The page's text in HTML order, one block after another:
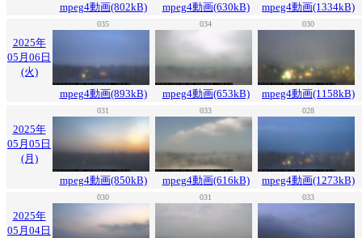
mpeg4動画(802kB)
mpeg4動画(630kB) mpeg4動画(1334kB)
035 034 030
2025年
05月06日
(火)
mpeg4動画(893kB)
mpeg4動画(653kB) mpeg4動画(1158kB)
031 033 028
2025年
05月05日
(月)
mpeg4動画(850kB)
mpeg4動画(616kB) mpeg4動画(1273kB)
030 031 033
2025年
05月04日